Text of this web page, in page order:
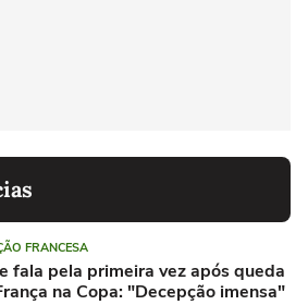
FRANCESA
fala pela primeira vez após queda
na Copa: "Decepção imensa"